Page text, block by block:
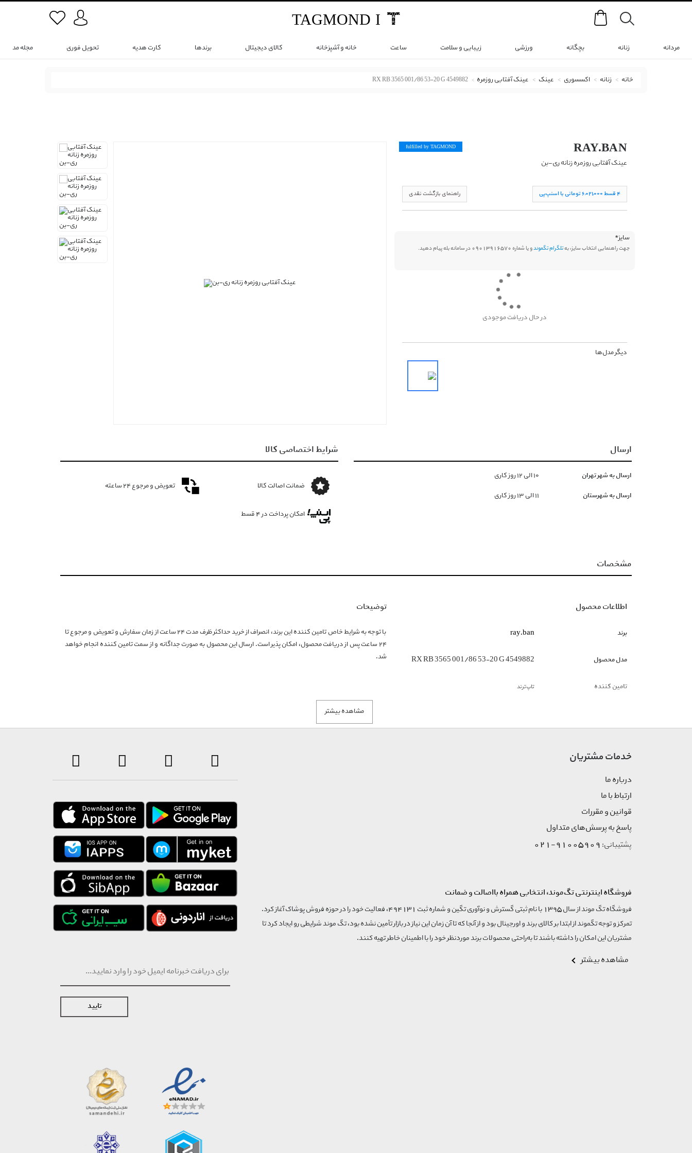
Search
TAGMOND I
مردانه زنانه بچگانه ورزشی زیبایی و سلامت ساعت خانه و آشپزخانه کالای دیجیتال برندها کارت هدیه تحویل فوری مجله مد
خانه زنانه اکسسوری عینک عینک آفتابی روزمره RX RB 3565 001/86 53-20 G 4549882
RAY.BAN
عینک آفتابی روزمره زنانه ری-بن
fulfilled by TAGMOND
راهنمای بازگشت نقدی ۴ قسط ۶,۰۲١,۰۰۰ تومانی با اسنپ‌پی
سایز*
جهت راهنمایی انتخاب سایز، بهتلگرام تگموندو یا شماره 09013916570 در سامانه بله پیام دهید.
در حال دریافت موجودی
دیگر مدل‌ها
ارسال
ارسال به شهر تهران ١۰ الی ١۲ روز کاری
ارسال به شهرستان ١١ الی ١۳ روز کاری
شرایط اختصاصی کالا
ضمانت اصالت کالا تعویض و مرجوع ۲۴ ساعته
امکان پرداخت در 4 قسط
مشخصات
مشاهده بیشتر
اطلاعات محصول
برند ray.ban
مدل محصول RX RB 3565 001/86 53-20 G 4549882
تامین کننده تاپ‌ترند
زیر گروه محصول
نکته قابل توجه
توضیحات
با توجه به شرایط خاص تامین کننده این برند، انصراف از خرید حداکثر ظرف مدت ۲۴ ساعت از زمان سفارش و تعویض و مرجوع تا
۲۴ ساعت پس از دریافت محصول، امکان پذیر است. ارسال این محصول به صورت جداگانه و از سمت تامین کننده انجام خواهد
شد.
تایید
خدمات مشتریان
درباره ما
ارتباط با ما
قوانین و مقررات
پاسخ به پرسش‌های متداول
پشتیبانی: 91005909-021
فروشگاه اینترنتی تگ‌موند، انتخابی همراه بااصالت و ضمانت
فروشگاه تگ موند از سال 1395 با نام ثبتی گسترش و نوآوری تگین و شماره ثبت 494131، فعالیت خود را در حوزه فروش پوشاک آغاز کرد.
تمرکز و توجه تگموند از ابتدا بر کالای برند و اورجینال بود و از آنجا که تا آن زمان این نیاز در بازار تأمین نشده بود، تگ موند شرایطی رو ایجاد کرد تا
مشتریان این امکان را داشته باشند تا به‌راحتی محصولات برند مورد‌نظر خود را با اطمینان خاطر تهیه کنند.
مشاهده بیشتر